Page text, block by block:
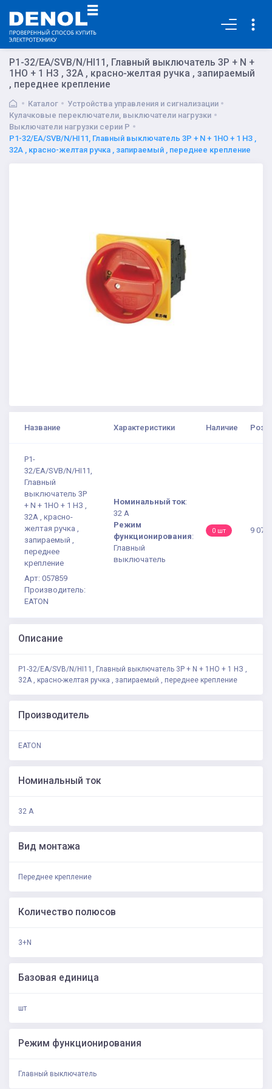
P1-32/EA/SVB/N/HI11, Главный выключатель 3P + N +
1НО + 1 НЗ , 32А , красно-желтая ручка , запираемый
, переднее крепление
Каталог
Устройства управления и сигнализации
Кулачковые переключатели, выключатели нагрузки
Выключатели нагрузки серии P
P1-32/EA/SVB/N/HI11, Главный выключатель 3P + N + 1НО + 1 НЗ ,
32А , красно-желтая ручка , запираемый , переднее крепление
Название Характеристики Наличие
P1-
32/EA/SVB/N/HI11,
Главный
выключатель 3P
+ N + 1НО + 1 НЗ ,
32А , красно-
желтая ручка ,
запираемый ,
переднее
крепление
Арт: 057859
Производитель:
EATON
Номинальный ток:
32 А
Режим
функционирования:
Главный
выключатель
0 шт 9
Описание
P1-32/EA/SVB/N/HI11, Главный выключатель 3P + N + 1НО + 1 НЗ ,
32А , красно-желтая ручка , запираемый , переднее крепление
Производитель
EATON
Номинальный ток
32 А
Вид монтажа
Переднее крепление
Количество полюсов
3+N
Базовая единица
шт
Режим функционирования
Главный выключатель